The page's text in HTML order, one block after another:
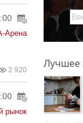
Арена
2 920
рынок
Лучшее